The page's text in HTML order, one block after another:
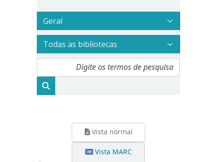
Vista normal
Vista MARC